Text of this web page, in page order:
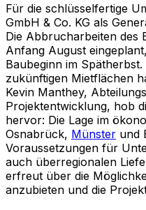
Für die schlüsselfertige
GmbH & Co. KG als
Die Abbrucharbeiten des
Anfang August
Baubeginn im
zukünftigen Mietflächen
Kevin Manthey,
Projektentwicklung, hob
hervor: Die Lage im
Osnabrück, Münster und
Voraussetzungen für
auch überregionalen
erfreut über die
anzubieten und die